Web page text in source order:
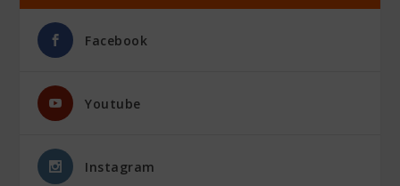
Facebook
Youtube
Instagram